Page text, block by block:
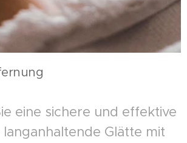
eine sichere und effektive
Glätte mit